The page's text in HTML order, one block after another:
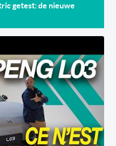
getest: de nieuwe